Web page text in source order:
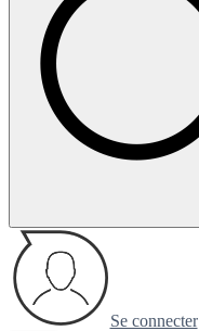
Se connecter